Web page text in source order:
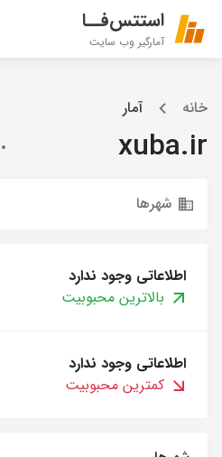
استتس‌فــا
آمارگیر وب سایت
خانه آمار
xuba.ir
شهرها
اطلاعاتی وجود ندارد
بالاترین محبوبیت
اطلاعاتی وجود ندارد
کمترین محبوبیت